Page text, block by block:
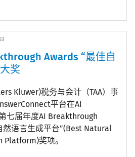
Awards “最佳自
奖
Kluwer)税务与会计（TAA）事
平台在AI
七届年度AI Breakthrough
然语言生成平台”(Best Natural
Platform)奖项。